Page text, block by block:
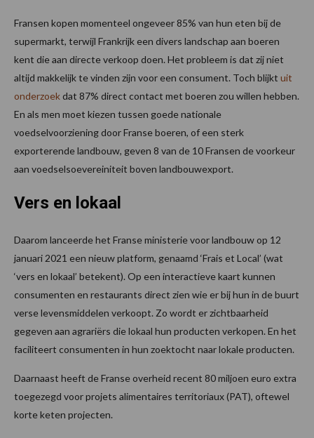
Fransen kopen momenteel ongeveer 85% van hun eten bij de
supermarkt, terwijl Frankrijk een divers landschap aan boeren
kent die aan directe verkoop doen. Het probleem is dat zij niet
altijd makkelijk te vinden zijn voor een consument. Toch blijkt uit
onderzoekdat 87% direct contact met boeren zou willen hebben.
En als men moet kiezen tussen goede nationale
voedselvoorziening door Franse boeren, of een sterk
exporterende landbouw, geven 8 van de 10 Fransen de voorkeur
aan voedselsoevereiniteit boven landbouwexport.
Vers en lokaal
Daarom lanceerde het Franse ministerie voor landbouw op 12
januari 2021 een nieuw platform, genaamd ‘Frais et Local’ (wat
‘vers en lokaal’ betekent). Op een interactieve kaart kunnen
consumenten en restaurants direct zien wie er bij hun in de buurt
verse levensmiddelen verkoopt. Zo wordt er zichtbaarheid
gegeven aan agrariërs die lokaal hun producten verkopen. En het
faciliteert consumenten in hun zoektocht naar lokale producten.
Daarnaast heeft de Franse overheid recent 80 miljoen euro extra
toegezegd voor projets alimentaires territoriaux (PAT), oftewel
korte keten projecten.